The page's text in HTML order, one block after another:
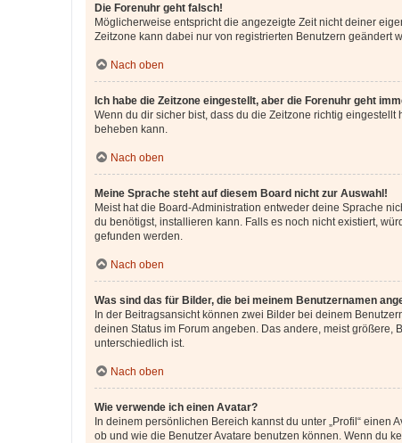
Die Forenuhr geht falsch!
Möglicherweise entspricht die angezeigte Zeit nicht deiner
Zeitzone kann dabei nur von registrierten Benutzern geändert
Nach oben
Ich habe die Zeitzone eingestellt, aber die Forenuhr geht
Wenn du dir sicher bist, dass du die Zeitzone richtig
beheben kann.
Nach oben
Meine Sprache steht auf diesem Board nicht zur Auswahl!
Meist hat die Board-Administration entweder deine Sprache
du benötigst, installieren kann. Falls es noch nicht existiert,
gefunden werden.
Nach oben
Was sind das für Bilder, die bei meinem Benutzernamen
In der Beitragsansicht können zwei Bilder bei deinem
deinen Status im Forum angeben. Das andere, meist größere,
unterschiedlich ist.
Nach oben
Wie verwende ich einen Avatar?
In deinem persönlichen Bereich kannst du unter „Profil“
ob und wie die Benutzer Avatare benutzen können. Wenn du